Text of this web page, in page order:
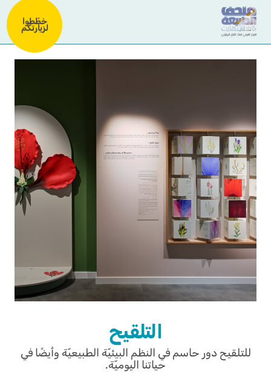
خطّطوا
لزيارتكم
التلقيح
للتلقيح دور حاسم في النظم البيئيّة الطبيعيّة وأيضًا في
حياتنا اليوميّة.